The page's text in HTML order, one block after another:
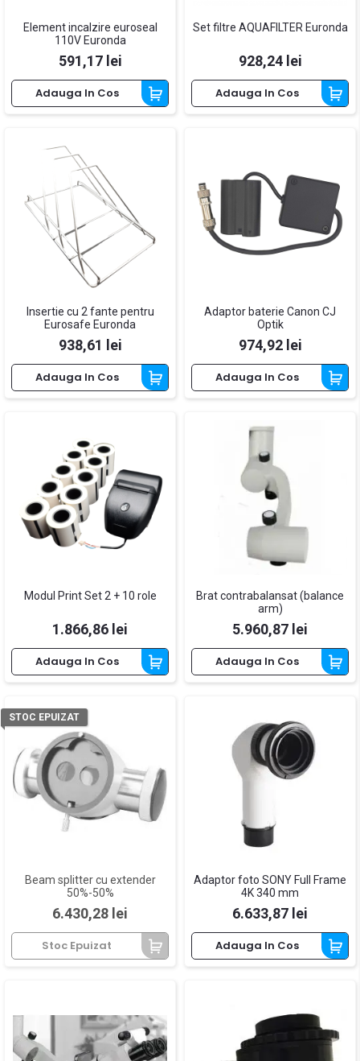
Element incalzire euroseal
110V Euronda
Pret
591,17 lei
Adauga In Cos
Set filtre AQUAFILTER Euronda
Pret
928,24 lei
Adauga In Cos
Insertie cu 2 fante pentru
Eurosafe Euronda
Pret
938,61 lei
Adauga In Cos
Adaptor baterie Canon CJ
Optik
Pret
974,92 lei
Adauga In Cos
Modul Print Set 2 + 10 role
Pret
1.866,86 lei
Adauga In Cos
Brat contrabalansat (balance
arm)
Pret
5.960,87 lei
Adauga In Cos
Beam splitter cu extender
50%-50%
Pret
6.430,28 lei
Stoc Epuizat
STOC EPUIZAT
Adaptor foto SONY Full Frame
4K 340 mm
Pret
6.633,87 lei
Adauga In Cos